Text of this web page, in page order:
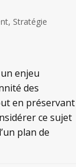
, Stratégie
enjeu
des
en préservant
ce sujet
plan de